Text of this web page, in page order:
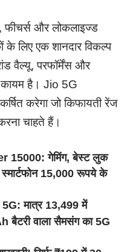
फीचर्स और लोकलाइज्ड
के लिए एक शानदार विकल्प
वैल्यू, परफॉर्मेंस और
कायम है। Jio 5G
करेगा जो किफायती रेंज
चाहते हैं।
15000: गेमिंग, बेस्ट लुक
15,000 रूपये के
मात्र 13,499 में
बैटरी वाला सैमसंग का 5G